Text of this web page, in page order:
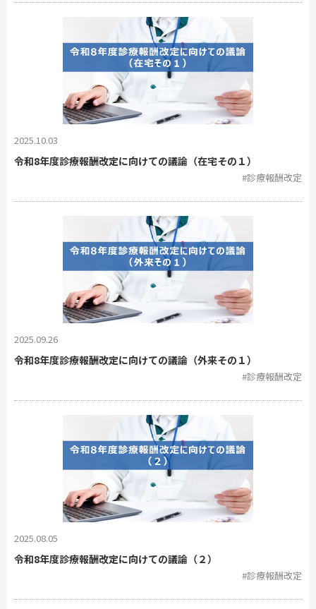
2025.10.03
令和8年度診療報酬改定に向けての議論（在宅その１）
#診療報酬改定
2025.09.26
令和8年度診療報酬改定に向けての議論（外来その１）
#診療報酬改定
2025.08.05
令和8年度診療報酬改定に向けての議論（２）
#診療報酬改定